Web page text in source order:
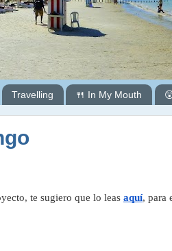
Travelling 🍴 In My Mouth
te sugiero que lo leas aquí, para